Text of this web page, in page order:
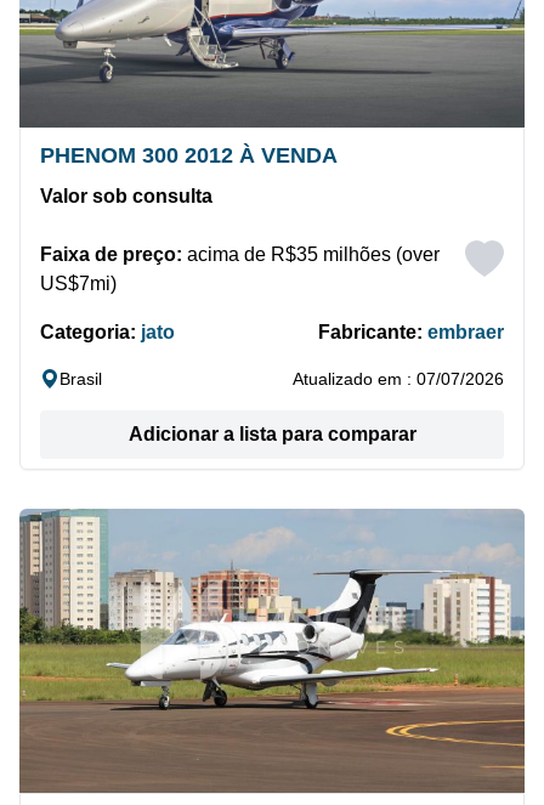
PHENOM 300 2012 À VENDA
Valor sob consulta
Faixa de preço: acima de R$35 milhões (over
US$7mi)
Categoria: jato Fabricante: embraer
Brasil Atualizado em : 07/07/2026
Adicionar a lista para comparar